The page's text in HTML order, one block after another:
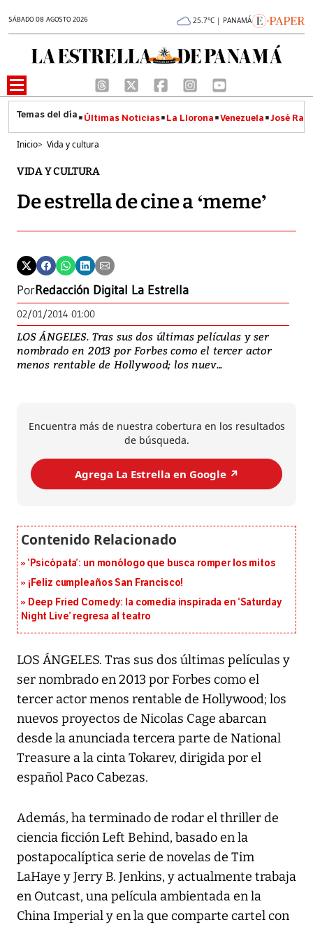
SÁBADO 08 AGOSTO 2026 25.7°C | PANAMÁ
Últimas Noticias La Llorona Venezuela José
Inicio> Vida y cultura
VIDA Y CULTURA
De estrella de cine a ‘meme’
PorRedacción Digital La Estrella
02/01/2014 01:00
LOS ÁNGELES. Tras sus dos últimas películas y ser
nombrado en 2013 por Forbes como el tercer actor
menos rentable de Hollywood; los nuev...
Encuentra más de nuestra cobertura en los resultados
de búsqueda.
Agrega La Estrella en Google ↗️
‘Psicópata’: un monólogo que busca romper los mitos
¡Feliz cumpleaños San Francisco!
Deep Fried Comedy: la comedia inspirada en ‘Saturday
Night Live’ regresa al teatro
LOS ÁNGELES. Tras sus dos últimas películas y
ser nombrado en 2013 por Forbes como el
tercer actor menos rentable de Hollywood; los
nuevos proyectos de Nicolas Cage abarcan
desde la anunciada tercera parte de National
Treasure a la cinta Tokarev, dirigida por el
español Paco Cabezas.
Además, ha terminado de rodar el thriller de
ciencia ficción Left Behind, basado en la
postapocalíptica serie de novelas de Tim
LaHaye y Jerry B. Jenkins, y actualmente trabaja
en Outcast, una película ambientada en la
China Imperial y en la que comparte cartel con